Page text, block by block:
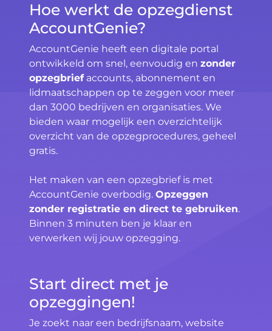
Hoe werkt de opzegdienst
AccountGenie?
AccountGenie heeft een digitale portal
ontwikkeld om snel, eenvoudig en zonder
opzegbriefaccounts, abonnement en
lidmaatschappen op te zeggen voor meer
dan 3000 bedrijven en organisaties. We
bieden waar mogelijk een overzichtelijk
overzicht van de opzegprocedures, geheel
gratis.
Het maken van een opzegbrief is met
AccountGenie overbodig. Opzeggen
zonder registratie en direct te gebruiken.
Binnen 3 minuten ben je klaar en
verwerken wij jouw opzegging.
Start direct met je
opzeggingen!
Je zoekt naar een bedrijfsnaam, website